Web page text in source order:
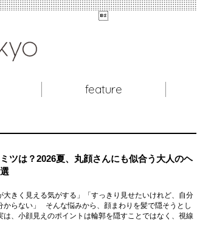

feature
ツは？2026夏、丸顔さんにも似合う大人のヘ
大きく見える気がする」「すっきり見せたいけれど、自分
からない」 そんな悩みから、顔まわりを髪で隠そうとし
は、小顔見えのポイントは輪郭を隠すことではなく、視線